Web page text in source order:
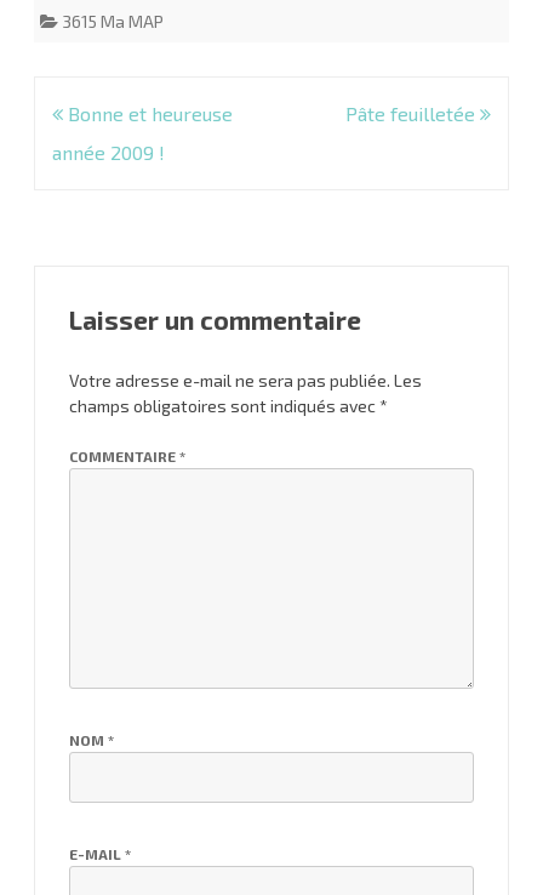
3615 Ma MAP
Navigation
de
Bonne et heureuse
année 2009 !
Pâte feuilletée
Laisser un commentaire
Votre adresse e-mail ne sera pas publiée. Les
champs obligatoires sont indiqués avec *
COMMENTAIRE *
NOM *
E-MAIL *